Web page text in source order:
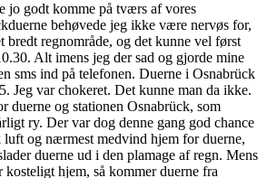
jo godt komme på tværs af vores
behøvede jeg ikke være nervøs for,
bredt regnområde, og det kunne vel først
Alt imens jeg der sad og gjorde mine
sms ind på telefonen. Duerne i Osnabrück
Jeg var chokeret. Det kunne man da ikke.
duerne og stationen Osnabrück, som
ry. Der var dog denne gang god chance
og nærmest medvind hjem for duerne,
duerne ud i den plamage af regn. Mens
kosteligt hjem, så kommer duerne fra